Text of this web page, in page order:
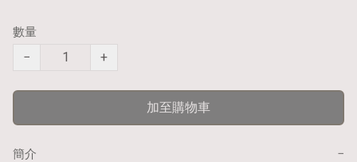
數量
− +
加至購物車
簡介 −